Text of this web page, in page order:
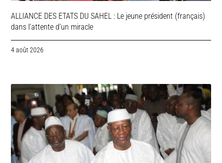
ALLIANCE DES ETATS DU SAHEL : Le jeune président (français)
dans l’attente d’un miracle
4 août 2026